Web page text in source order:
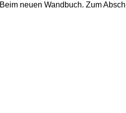
Beim neuen Wandbuch. Zum